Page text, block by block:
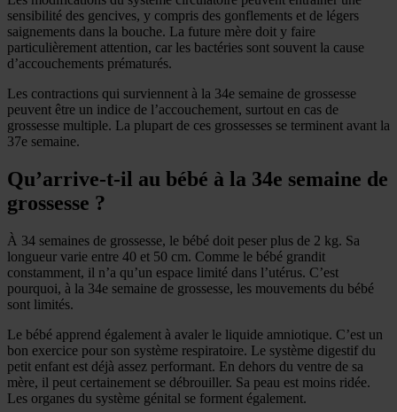
sensibilité des gencives, y compris des gonflements et de légers
saignements dans la bouche. La future mère doit y faire
particulièrement attention, car les bactéries sont souvent la cause
d’accouchements prématurés.
Les contractions qui surviennent à la 34e semaine de grossesse
peuvent être un indice de l’accouchement, surtout en cas de
grossesse multiple. La plupart de ces grossesses se terminent avant la
37e semaine.
Qu’arrive-t-il au bébé à la 34e semaine de
grossesse ?
À 34 semaines de grossesse, le bébé doit peser plus de 2 kg. Sa
longueur varie entre 40 et 50 cm. Comme le bébé grandit
constamment, il n’a qu’un espace limité dans l’utérus. C’est
pourquoi, à la 34e semaine de grossesse, les mouvements du bébé
sont limités.
Le bébé apprend également à avaler le liquide amniotique. C’est un
bon exercice pour son système respiratoire. Le système digestif du
petit enfant est déjà assez performant. En dehors du ventre de sa
mère, il peut certainement se débrouiller. Sa peau est moins ridée.
Les organes du système génital se forment également.